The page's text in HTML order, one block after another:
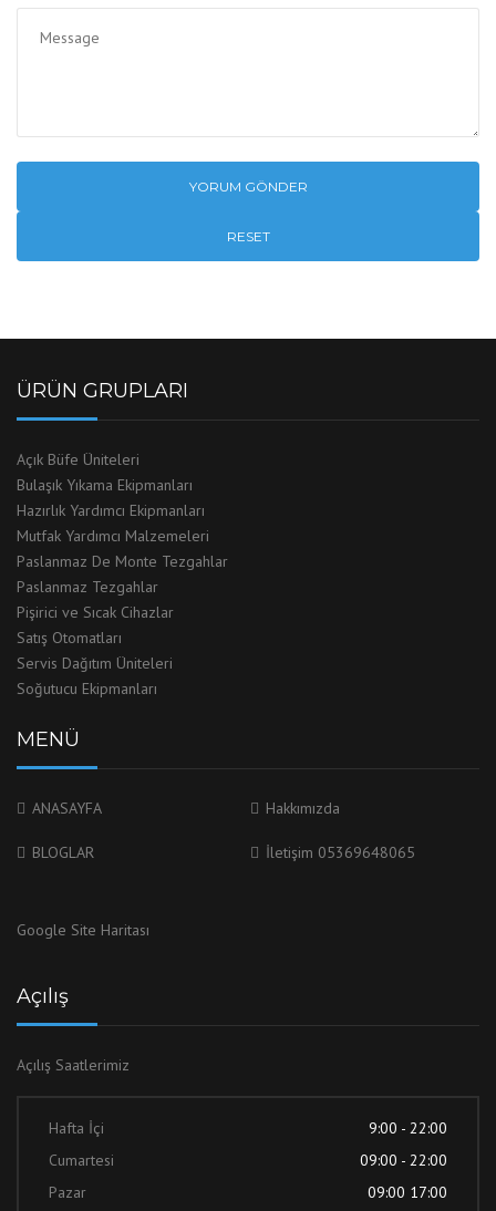
RESET
ÜRÜN GRUPLARI
Açık Büfe Üniteleri
Bulaşık Yıkama Ekipmanları
Hazırlık Yardımcı Ekipmanları
Mutfak Yardımcı Malzemeleri
Paslanmaz De Monte Tezgahlar
Paslanmaz Tezgahlar
Pişirici ve Sıcak Cihazlar
Satış Otomatları
Servis Dağıtım Üniteleri
Soğutucu Ekipmanları
MENÜ
ANASAYFA Hakkımızda
BLOGLAR İletişim 05369648065
Google Site Haritası
Açılış
Açılış Saatlerimiz
Hafta İçi
9:00 - 22:00
Cumartesi
09:00 - 22:00
Pazar
09:00 17:00